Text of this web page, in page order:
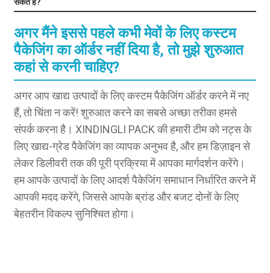
अगर मैंने इससे पहले कभी मेवों के लिए कस्टम
पैकेजिंग का ऑर्डर नहीं दिया है, तो मुझे शुरुआत
कहां से करनी चाहिए?
अगर आप खाद्य उत्पादों के लिए कस्टम पैकेजिंग ऑर्डर करने में नए
हैं, तो चिंता न करें! शुरुआत करने का सबसे अच्छा तरीका हमसे
संपर्क करना है। XINDINGLI PACK की हमारी टीम को नट्स के
लिए खाद्य-ग्रेड पैकेजिंग का व्यापक अनुभव है, और हम डिज़ाइन से
लेकर डिलीवरी तक की पूरी प्रक्रिया में आपका मार्गदर्शन करेंगे।
हम आपके उत्पादों के लिए आदर्श पैकेजिंग समाधान निर्धारित करने में
आपकी मदद करेंगे, जिससे आपके ब्रांड और बजट दोनों के लिए
बेहतरीन विकल्प सुनिश्चित होगा।